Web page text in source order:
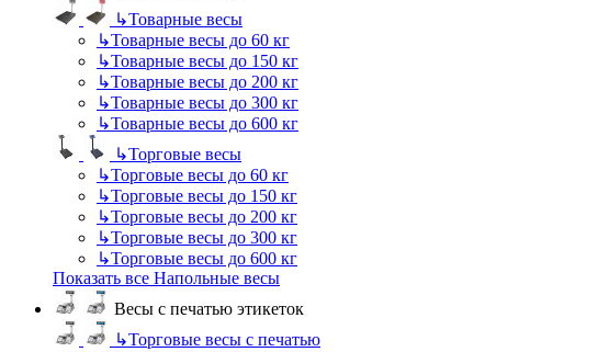
↳Товарные весы
↳Товарные весы до 60 кг
↳Товарные весы до 150 кг
↳Товарные весы до 200 кг
↳Товарные весы до 300 кг
↳Товарные весы до 600 кг
↳Торговые весы
↳Торговые весы до 60 кг
↳Торговые весы до 150 кг
↳Торговые весы до 200 кг
↳Торговые весы до 300 кг
↳Торговые весы до 600 кг
Показать все Напольные весы
Весы с печатью этикеток
↳Торговые весы с печатью